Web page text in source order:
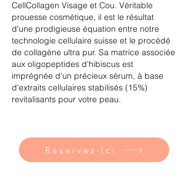
CellCollagen Visage et Cou. Véritable
prouesse cosmétique, il est le résultat
d'une prodigieuse équation entre notre
technologie cellulaire suisse et le procédé
de collagène ultra pur. Sa matrice associée
aux oligopeptides d'hibiscus est
imprégnée d'un précieux sérum, à base
d'extraits cellulaires stabilisés (15%)
revitalisants pour votre peau.
Réservez-ici